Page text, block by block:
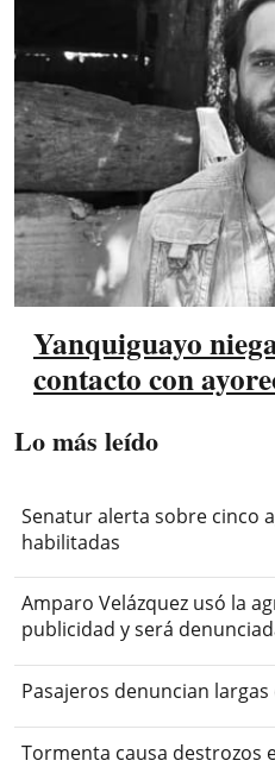
Yanquiguayo
contacto con
Lo más leído
Senatur alerta sobre cinco
habilitadas
Amparo Velázquez usó la
publicidad y será
Pasajeros denuncian
Tormenta causa destrozos